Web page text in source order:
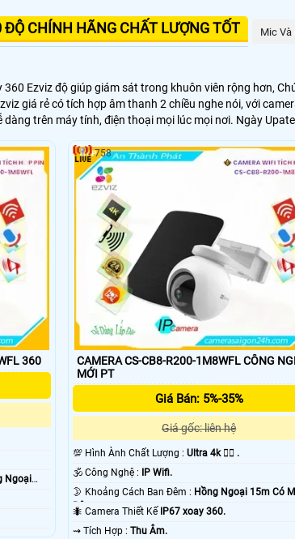
Trình 13.000.000 VNĐCamera xoay
CHÍNH HÃNG CHẤT LƯỢNG TỐT Mic Và
360 Ezviz độ giúp giám sát trong khuôn viên rộng hơn,
giá rẻ có tích hợp âm thanh 2 chiều nghe nói, với
dàng trên máy tính, điện thoại mọi lúc mọi nơi. Ngày
360
Ngoại
CAMERA CS-CB8-R200-1M8WFL CÔNG
MỚI PT
Giá Bán: 5%-35%
Giá gốc: liên hệ
💯 Hình Ành Chất Lượng : Ultra 4k 👍🏾 .
🕉️ Công Nghệ : IP Wifi.
🌛 Khoảng Cách Ban Đêm : Hồng Ngoại 15m Có
Ðêm.🐜 Camera Thiết Kế IP67 xoay 360.
️⇝ Tích Hợp : Thu Âm.
758